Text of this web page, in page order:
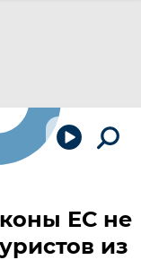
ЕС не
из